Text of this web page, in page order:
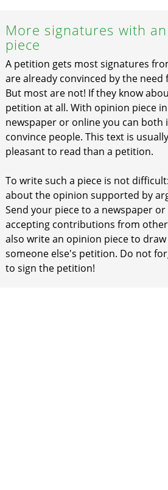
More signatures with
piece
A petition gets most signatures
are already convinced by the need
But most are not! If they know
petition at all. With opinion piece
newspaper or online you can both
convince people. This text is
pleasant to read than a petition.
To write such a piece is not
about the opinion supported by
Send your piece to a newspaper
accepting contributions from
also write an opinion piece to
someone else's petition. Do not
to sign the petition!